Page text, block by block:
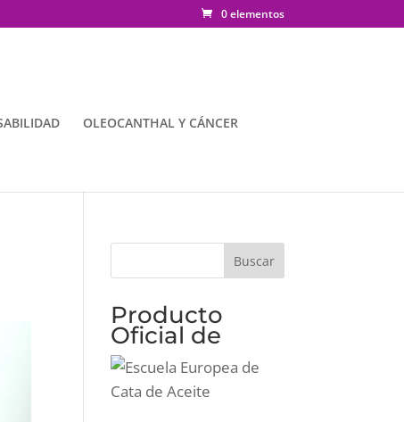
0 elementos
OLEOCANTHAL Y CÁNCER
Producto
Oficial de